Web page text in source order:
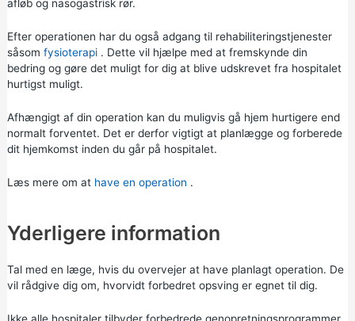
afløb og nasogastrisk rør.
Efter operationen har du også adgang til rehabiliteringstjenester
såsom fysioterapi. Dette vil hjælpe med at fremskynde din
bedring og gøre det muligt for dig at blive udskrevet fra hospitalet
hurtigst muligt.
Afhængigt af din operation kan du muligvis gå hjem hurtigere end
normalt forventet. Det er derfor vigtigt at planlægge og forberede
dit hjemkomst inden du går på hospitalet.
Læs mere om at have en operation .
Yderligere information
Tal med en læge, hvis du overvejer at have planlagt operation. De
vil rådgive dig om, hvorvidt forbedret opsving er egnet til dig.
Ikke alle hospitaler tilbyder forbedrede genopretningsprogrammer,